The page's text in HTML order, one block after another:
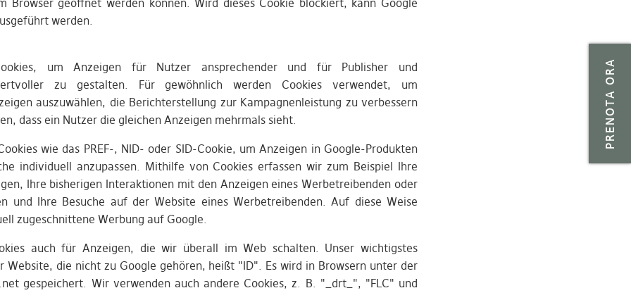
PRENOTA ORA
Browser geöffnet werden können. Wird dieses Cookie blockiert, kann Google
werden.
um Anzeigen für Nutzer ansprechender und für Publisher und
zu gestalten. Für gewöhnlich werden Cookies verwendet, um
auszuwählen, die Berichterstellung zur Kampagnenleistung zu verbessern
dass ein Nutzer die gleichen Anzeigen mehrmals sieht.
wie das PREF-, NID- oder SID-Cookie, um Anzeigen in Google-Produkten
individuell anzupassen. Mithilfe von Cookies erfassen wir zum Beispiel Ihre
Ihre bisherigen Interaktionen mit den Anzeigen eines Werbetreibenden oder
und Ihre Besuche auf der Website eines Werbetreibenden. Auf diese Weise
zugeschnittene Werbung auf Google.
auch für Anzeigen, die wir überall im Web schalten. Unser wichtigstes
Website, die nicht zu Google gehören, heißt "ID". Es wird in Browsern unter der
gespeichert. Wir verwenden auch andere Cookies, z. B. "_drt_", "FLC" und